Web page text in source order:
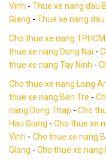
Vinh - Thue xe nang dau
Giang - Thue xe nang dau
Cho thue xe nang TPHCM
thue xe nang Dong Nai -
thue xe nang Tay Ninh -
Cho thue xe nang Long
thue xe nang Ben Tre -
nang Dong Thap - Cho
Hau Giang - Cho thue xe
Vinh - Cho thue xe nang
Giang - Cho thue xe nang